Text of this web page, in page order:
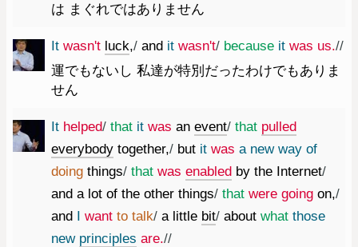
は まぐれではありません
It wasn't luck,/ and it wasn't/ because it was us.//
運でもないし 私達が特別だったわけでもありま
せん
It helped/ that it was an event/ that pulled
everybody together,/ but it was a new way of
doing things/ that was enabled by the Internet/
and a lot of the other things/ that were going on,/
and I want to talk/ a little bit/ about what those
new principles are.//